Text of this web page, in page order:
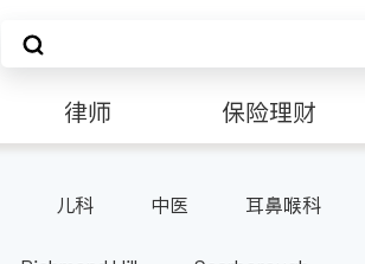
律师 保险理财
儿科 中医 耳鼻喉科